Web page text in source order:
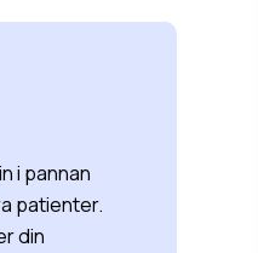
i pannan
patienter.
din